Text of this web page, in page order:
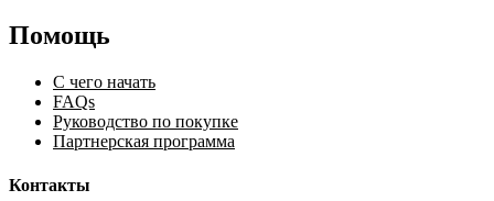
Помощь
С чего начать
FAQs
Руководство по покупке
Партнерская программа
Контакты